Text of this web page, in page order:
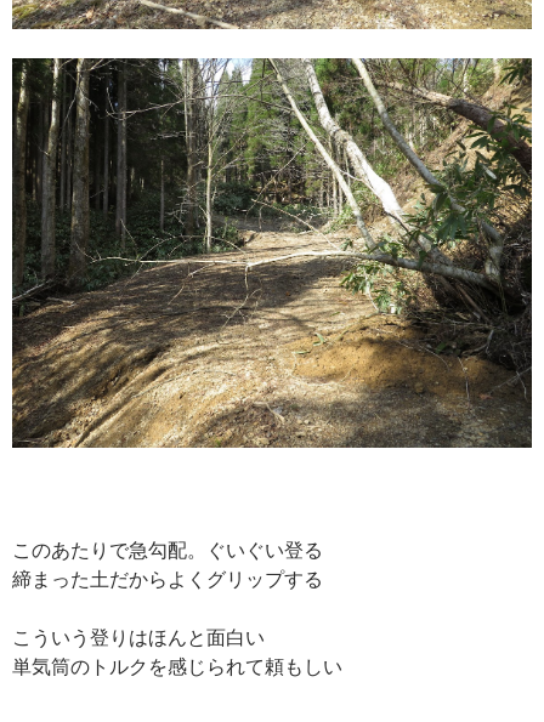
このあたりで急勾配。ぐいぐい登る
締まった土だからよくグリップする
こういう登りはほんと面白い
単気筒のトルクを感じられて頼もしい